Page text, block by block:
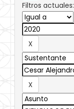
Filtros actuales: